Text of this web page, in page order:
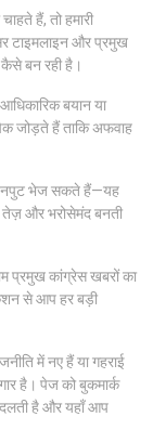
हैं, तो हमारी
टाइमलाइन और प्रमुख
बन रही है।
बयान या
जोड़ते हैं ताकि अफवाह
भेज सकते हैं—यह
तेज़ और भरोसेमंद बनती
प्रमुख कांग्रेस खबरों का
से आप हर बड़ी
में नए हैं या गहराई
है। पेज को बुकमार्क
है और यहाँ आप